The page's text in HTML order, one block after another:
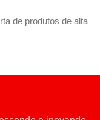
de produtos de alta